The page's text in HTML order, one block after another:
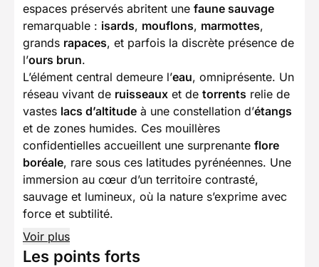
espaces préservés abritent une faune sauvage
remarquable : isards, mouflons, marmottes,
grands rapaces, et parfois la discrète présence de
l’ours brun.
L’élément central demeure l’eau, omniprésente. Un
réseau vivant de ruisseaux et de torrents relie de
vastes lacs d’altitude à une constellation d’étangs
et de zones humides. Ces mouillères
confidentielles accueillent une surprenante flore
boréale, rare sous ces latitudes pyrénéennes. Une
immersion au cœur d’un territoire contrasté,
sauvage et lumineux, où la nature s’exprime avec
force et subtilité.
Voir plus
Les points forts